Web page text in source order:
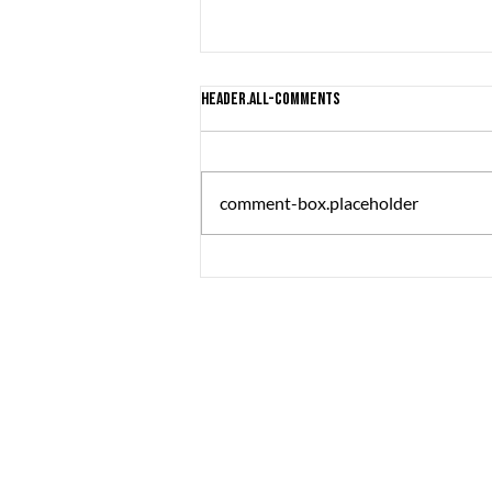
header.all-comments
comment-box.placeholder